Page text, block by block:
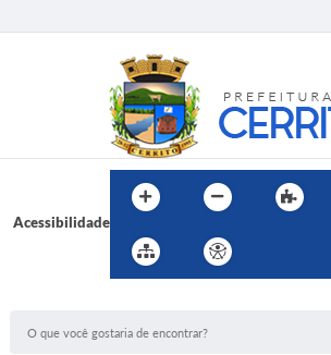
Acessibilidade